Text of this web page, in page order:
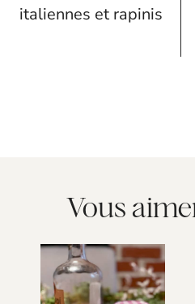
italiennes et rapinis
Vous